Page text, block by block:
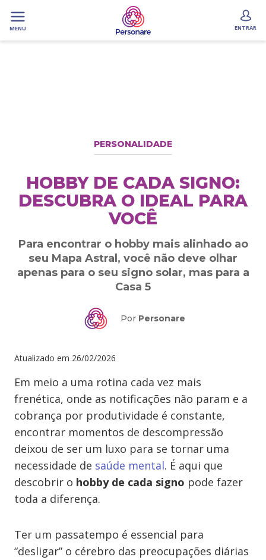
MENU ENTRAR
PERSONALIDADE
HOBBY DE CADA SIGNO:
DESCUBRA O IDEAL PARA
VOCÊ
Para encontrar o hobby mais alinhado ao
seu Mapa Astral, você não deve olhar
apenas para o seu signo solar, mas para a
Casa 5
Por Personare
Atualizado em 26/02/2026
Em meio a uma rotina cada vez mais
frenética, onde as notificações não param e a
cobrança por produtividade é constante,
encontrar momentos de descompressão
deixou de ser um luxo para se tornar uma
necessidade de saúde mental. É aqui que
descobrir o hobby de cada signo pode fazer
toda a diferença.
Ter um passatempo é essencial para
“desligar” o cérebro das preocupações diárias